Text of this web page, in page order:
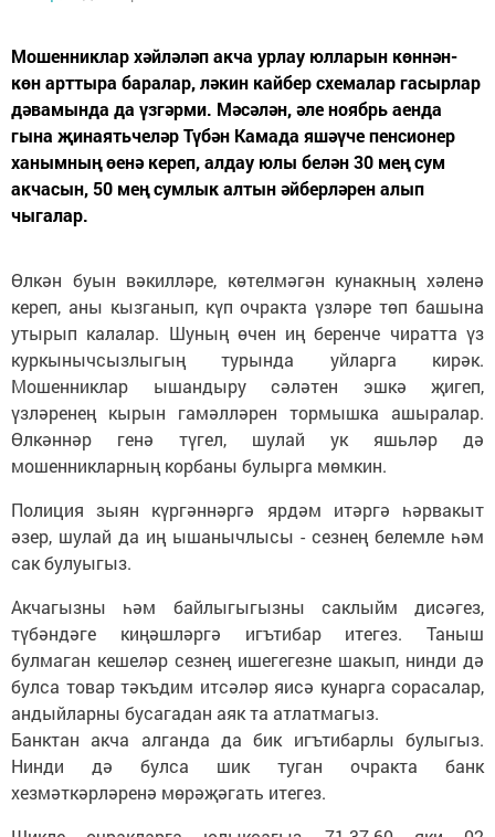
Мошенниклар хәйләләп акча урлау юлларын көннән-
көн арттыра баралар, ләкин кайбер схемалар гасырлар
дәвамында да үзгәрми. Мәсәлән, әле ноябрь аенда
гына җинаятьчеләр Түбән Камада яшәүче пенсионер
ханымның өенә кереп, алдау юлы белән 30 мең сум
акчасын, 50 мең сумлык алтын әйберләрен алып
чыгалар.
Өлкән буын вәкилләре, көтелмәгән кунакның хәленә
кереп, аны кызганып, күп очракта үзләре төп башына
утырып калалар. Шуның өчен иң беренче чиратта үз
куркынычсызлыгың турында уйларга кирәк.
Мошенниклар ышандыру сәләтен эшкә җигеп,
үзләренең кырын гамәлләрен тормышка ашыралар.
Өлкәннәр генә түгел, шулай ук яшьләр дә
мошенникларның корбаны булырга мөмкин.
Полиция зыян күргәннәргә ярдәм итәргә һәрвакыт
әзер, шулай да иң ышанычлысы - сезнең белемле һәм
сак булуыгыз.
Акчагызны һәм байлыгыгызны саклыйм дисәгез,
түбәндәге киңәшләргә игътибар итегез. Таныш
булмаган кешеләр сезнең ишегегезне шакып, нинди дә
булса товар тәкъдим итсәләр яисә кунарга сорасалар,
андыйларны бусагадан аяк та атлатмагыз.
Банктан акча алганда да бик игътибарлы булыгыз.
Нинди дә булса шик туган очракта банк
хезмәткәрләренә мөрәҗәгать итегез.